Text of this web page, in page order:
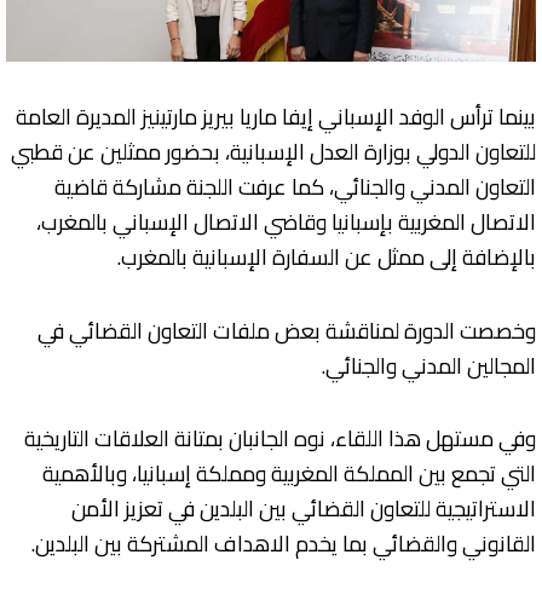
بينما ترأس الوفد الإسباني إيفا ماريا بيريز مارتينيز المديرة العامة
للتعاون الدولي بوزارة العدل الإسبانية، بحضور ممثلين عن قطبي
التعاون المدني والجنائي، كما عرفت اللجنة مشاركة قاضية
الاتصال المغربية بإسبانيا وقاضي الاتصال الإسباني بالمغرب،
بالإضافة إلى ممثل عن السفارة الإسبانية بالمغرب.
وخصصت الدورة لمناقشة بعض ملفات التعاون القضائي في
المجالين المدني والجنائي.
وفي مستهل هذا اللقاء، نوه الجانبان بمتانة العلاقات التاريخية
التي تجمع بين المملكة المغربية ومملكة إسبانيا، وبالأهمية
الاستراتيجية للتعاون القضائي بين البلدين في تعزيز الأمن
القانوني والقضائي بما يخدم الاهداف المشتركة بين البلدين.